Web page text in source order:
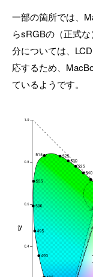
一部の箇所では、
らsRGBの（正式
分については、
応するため、
ているようです。